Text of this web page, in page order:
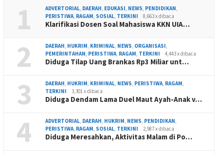
1 ADVERTORIAL, DAERAH, EDUKASI, NEWS, PENDIDIKAN,
PERISTIWA, RAGAM, SOSIAL, TERKINI 8,663 x dibaca
Klarifikasi Dosen Soal Mahasiswa KKN UIA…
2 DAERAH, HUKRIM, KRIMINAL, NEWS, ORGANISASI,
PEMERINTAHAN, PERISTIWA, RAGAM, TERKINI 4,443 x dibaca
Diduga Tilap Uang Brankas Rp3 Miliar unt…
3 DAERAH, HUKRIM, KRIMINAL, NEWS, PERISTIWA, RAGAM,
TERKINI
3,301 x dibaca
Diduga Dendam Lama Duel Maut Ayah-Anak v…
4 ADVERTORIAL, DAERAH, HUKRIM, NEWS, PENDIDIKAN,
PERISTIWA, RAGAM, SOSIAL, TERKINI 2,987 x dibaca
Diduga Meresahkan, Aktivitas Malam di Po…